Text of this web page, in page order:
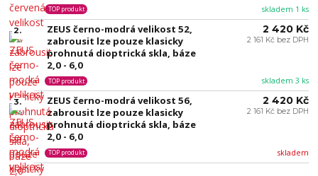
skladem 1 ks
TOP produkt
2.
ZEUS černo-modrá velikost 52,
zabrousit lze pouze klasicky
prohnutá dioptrická skla, báze
2,0 - 6,0
skladem 3 ks
TOP produkt
2 420 Kč
2 161 Kč bez DPH
3.
ZEUS černo-modrá velikost 56,
zabrousit lze pouze klasicky
prohnutá dioptrická skla, báze
2,0 - 6,0
skladem
TOP produkt
2 420 Kč
2 161 Kč bez DPH